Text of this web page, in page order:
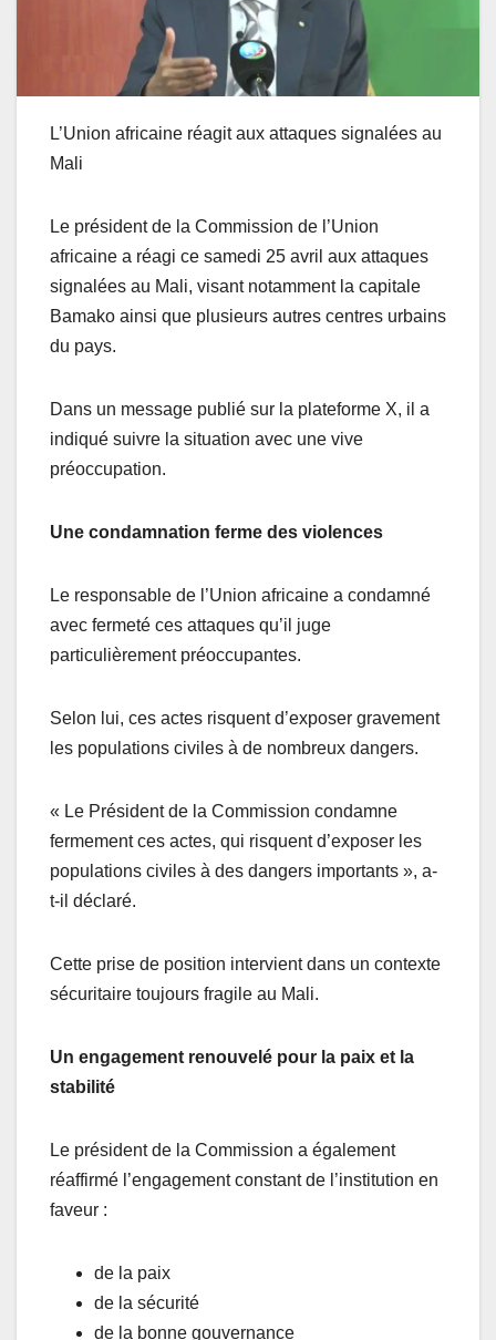
L’Union africaine réagit aux attaques signalées au
Mali
Le président de la Commission de l’Union
africaine a réagi ce samedi 25 avril aux attaques
signalées au Mali, visant notamment la capitale
Bamako ainsi que plusieurs autres centres urbains
du pays.
Dans un message publié sur la plateforme X, il a
indiqué suivre la situation avec une vive
préoccupation.
Une condamnation ferme des violences
Le responsable de l’Union africaine a condamné
avec fermeté ces attaques qu’il juge
particulièrement préoccupantes.
Selon lui, ces actes risquent d’exposer gravement
les populations civiles à de nombreux dangers.
« Le Président de la Commission condamne
fermement ces actes, qui risquent d’exposer les
populations civiles à des dangers importants », a-
t-il déclaré.
Cette prise de position intervient dans un contexte
sécuritaire toujours fragile au Mali.
Un engagement renouvelé pour la paix et la
stabilité
Le président de la Commission a également
réaffirmé l’engagement constant de l’institution en
faveur :
de la paix
de la sécurité
de la bonne gouvernance